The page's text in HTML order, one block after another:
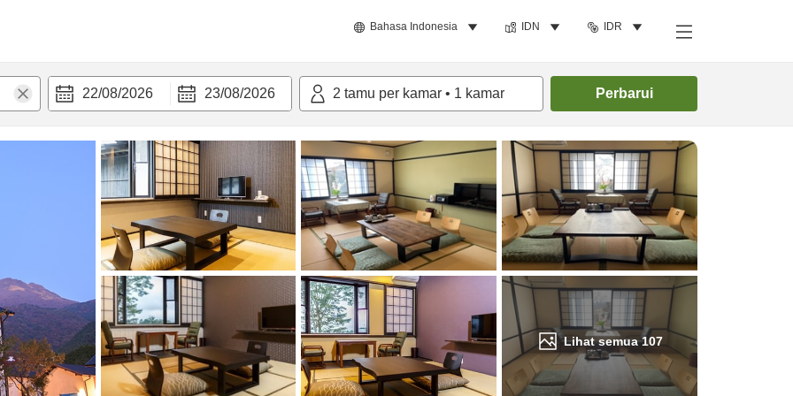
Bahasa Indonesia IDN IDR
22/08/2026 23/08/2026 2 tamu per kamar • 1 kamar Perbarui
Lihat semua107
Cari kamar